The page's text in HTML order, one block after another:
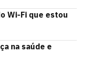
Wi-Fi que estou
na saúde e